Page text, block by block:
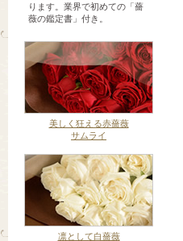
ります。業界で初めての「薔
薇の鑑定書」付き。
美しく狂える赤薔薇
サムライ
凛として白薔薇